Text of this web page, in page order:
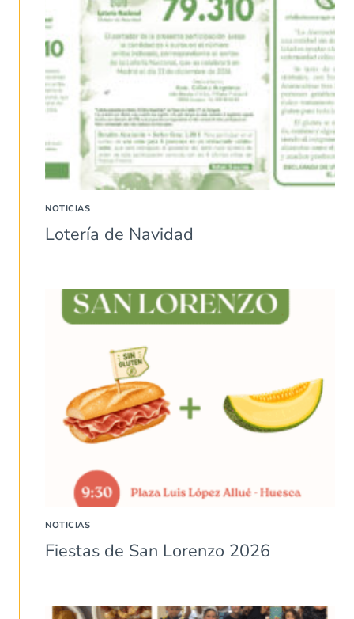
NOTICIAS
Lotería de Navidad
NOTICIAS
Fiestas de San Lorenzo 2026